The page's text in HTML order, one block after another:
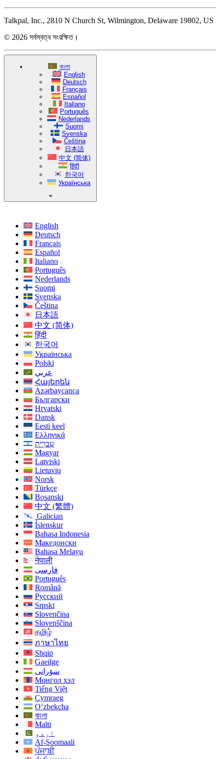
Talkpal, Inc., 2810 N Church St, Wilmington, Delaware 19802, US
© 2026 সর্বস্বত্ব সংরক্ষিত।
বাংলা
English
Deutsch
Français
Español
Italiano
Português
Nederlands
Suomi
Svenska
Čeština
日本語
中文 (简体)
हिंदी
한국어
Українська
English
Deutsch
Français
Español
Italiano
Português
Nederlands
Suomi
Svenska
Čeština
日本語
中文 (简体)
हिंदी
한국어
Українська
Polski
عربي
Հայերեն
Azərbaycanca
Български
Hrvatski
Dansk
Eesti keel
Ελληνικά
עִברִית
Magyar
Latviski
Lietuvių
Norsk
Türkçe
Bosanski
中文 (繁體)
Galician
Íslenskur
Bahasa Indonesia
Македонски
Bahasa Melayu
नेपाली
فارسی
Português
Română
Русский
Srpski
Slovenčina
Slovenščina
தமிழ்
ภาษาไทย
Shqip
Gaeilge
سۆرانی
Монгол хэл
Tiếng Việt
Cymraeg
O‘zbekcha
বাংলা
Malti
اردو
Af-Soomaali
ਪੰਜਾਬੀ